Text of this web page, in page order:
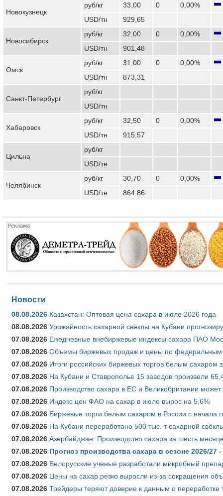
Новокузнецк
руб/кг 33,00 0
0,00%
USD/тн
929,65
Новосибирск
руб/кг 32,00 0
0,00%
USD/тн
901,48
Омск
руб/кг 31,00 0
0,00%
USD/тн
873,31
Санкт-Петербург
руб/кг
USD/тн
Хабаровск
руб/кг 32,50 0
0,00%
USD/тн
915,57
Цильна
руб/кг
USD/тн
Челябинск
руб/кг 30,70 0
0,00%
USD/тн
864,86
Новости
08.08.2026 Казахстан: Оптовая цена сахара в июле 2026 года
08.08.2026 Урожайность сахарной свёклы на Кубани
07.08.2026 Ежедневные внебиржевые индексы сахара ПАО
07.08.2026 Объемы биржевых продаж и цены по федеральным
07.08.2026 Итоги российских биржевых торгов белым сахаром
07.08.2026 На Кубани и Ставрополье 15 заводов произвели
07.08.2026 Производство сахара в ЕС и Великобритании
07.08.2026 Индекс цен ФАО на сахар в июле вырос на 5,6%
07.08.2026 Биржевые торги белым сахаром в России с начала
07.08.2026 На Кубани переработано 500 тыс. т сахарной
07.08.2026 Азербайджан: Производство сахара за шесть
07.08.2026 Прогноз производства сахара в сезоне 2026/
07.08.2026 Белорусские ученые разработали микробный
07.08.2026 Цены на сахар резко выросли из-за сокращения
07.08.2026 Трейдеры теряют доверие к данным о переработке